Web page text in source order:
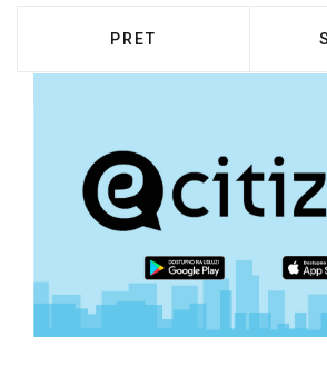
PRETHODNI ČLANAK:
PRET